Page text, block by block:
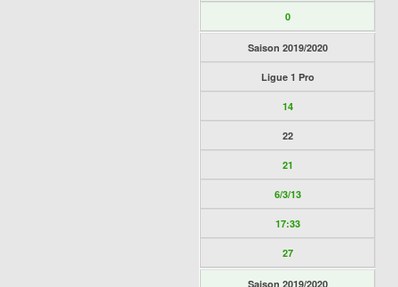
0
Saison 2019/2020
Ligue 1 Pro
14
22
21
6/3/13
17:33
27
Saison 2019/2020